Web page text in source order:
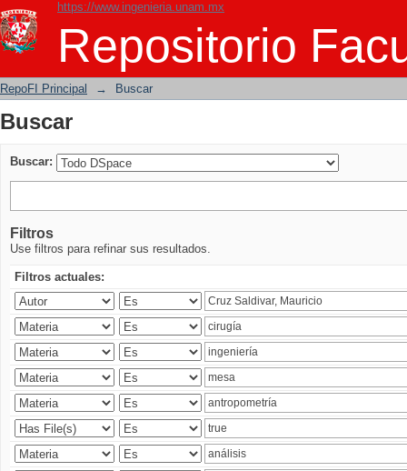
https://www.ingenieria.unam.mx
Repositorio
Buscar
RepoFI Principal → Buscar
Buscar
Buscar:
Filtros
Use filtros para refinar sus resultados.
Filtros actuales: